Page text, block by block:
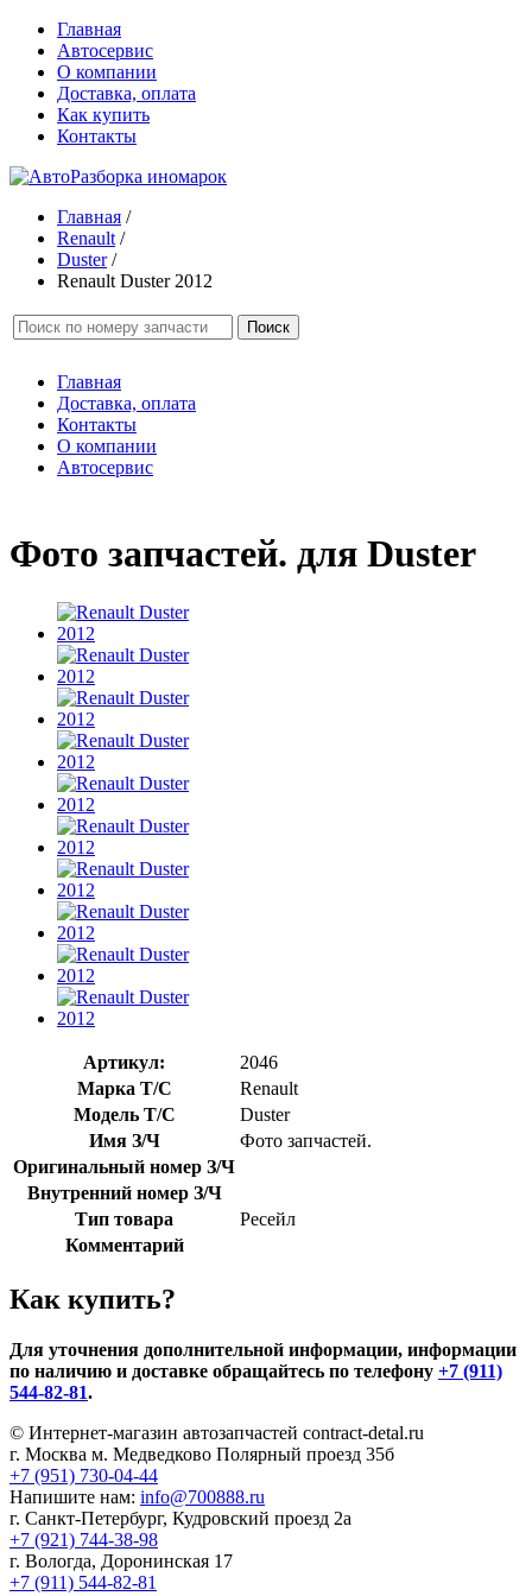
Главная
Автосервис
О компании
Доставка, оплата
Как купить
Контакты
Главная /
Renault /
Duster /
Renault Duster 2012
Поиск
Главная
Доставка, оплата
Контакты
О компании
Автосервис
Фото запчастей. для Duster
Артикул:
2046
Марка Т/С
Renault
Модель Т/С
Duster
Имя З/Ч
Фото запчастей.
Оригинальный номер З/Ч
Внутренний номер З/Ч
Тип товара
Ресейл
Комментарий
Как купить?
Для уточнения дополнительной информации, информации
по наличию и доставке обращайтесь по телефону +7 (911)
544-82-81.
© Интернет-магазин автозапчастей contract-detal.ru
г. Москва м. Медведково Полярный проезд 35б
+7 (951) 730-04-44
Напишите нам: info@700888.ru
г. Санкт-Петербург, Кудровский проезд 2а
+7 (921) 744-38-98
г. Вологда, Доронинская 17
+7 (911) 544-82-81